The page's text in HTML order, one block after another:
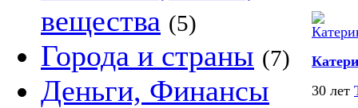
вещества (5)
Города и страны (7)
Деньги, Финансы
30 лет